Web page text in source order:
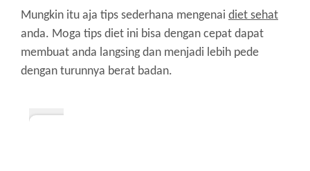
Mungkin itu aja tips sederhana mengenai diet sehat
anda. Moga tips diet ini bisa dengan cepat dapat
membuat anda langsing dan menjadi lebih pede
dengan turunnya berat badan.